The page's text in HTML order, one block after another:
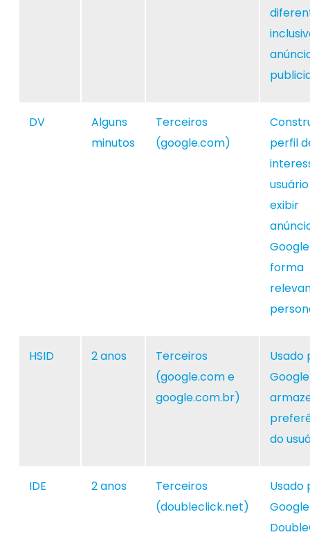
DV
Alguns
minutos
Terceiros
(google.com)
perfil
exibir
forma
HSID 2 anos
Terceiros
(google.com e
google.com.br)
Usado
do
IDE 2 anos
Terceiros
(doubleclick.net)
Usado
Google